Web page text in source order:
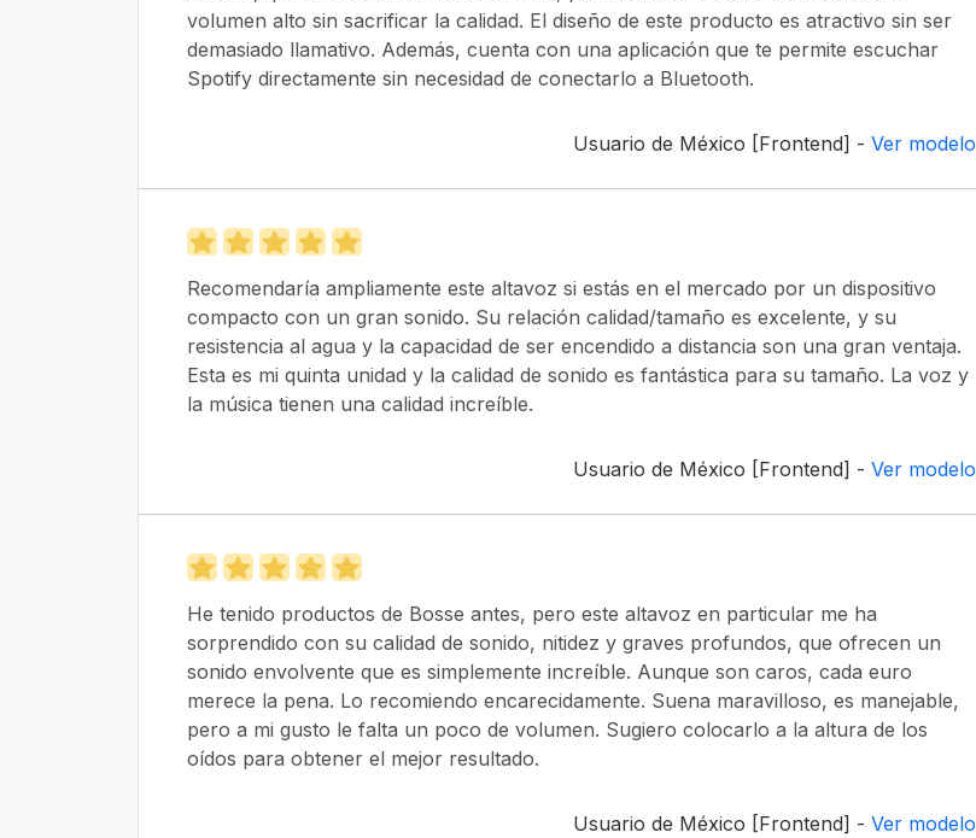
volumen alto sin sacrificar la calidad. El diseño de este producto es atractivo sin ser
demasiado llamativo. Además, cuenta con una aplicación que te permite escuchar
Spotify directamente sin necesidad de conectarlo a Bluetooth.
Usuario de México [Frontend] - Ver modelo
Recomendaría ampliamente este altavoz si estás en el mercado por un dispositivo
compacto con un gran sonido. Su relación calidad/tamaño es excelente, y su
resistencia al agua y la capacidad de ser encendido a distancia son una gran ventaja.
Esta es mi quinta unidad y la calidad de sonido es fantástica para su tamaño. La voz y
la música tienen una calidad increíble.
Usuario de México [Frontend] - Ver modelo
He tenido productos de Bosse antes, pero este altavoz en particular me ha
sorprendido con su calidad de sonido, nitidez y graves profundos, que ofrecen un
sonido envolvente que es simplemente increíble. Aunque son caros, cada euro
merece la pena. Lo recomiendo encarecidamente. Suena maravilloso, es manejable,
pero a mi gusto le falta un poco de volumen. Sugiero colocarlo a la altura de los
oídos para obtener el mejor resultado.
Usuario de México [Frontend] - Ver modelo